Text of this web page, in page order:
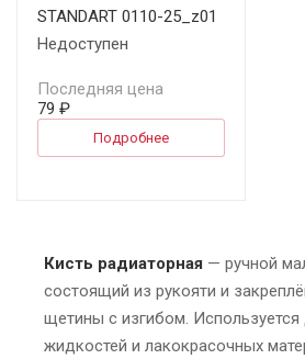
STANDART 0110-25_z01
Недоступен
Последняя цена
79 ₽
Подробнее
Кисть радиаторная — ручной
состоящий из рукояти и
щетины с изгибом. Используется
жидкостей и лакокрасочных